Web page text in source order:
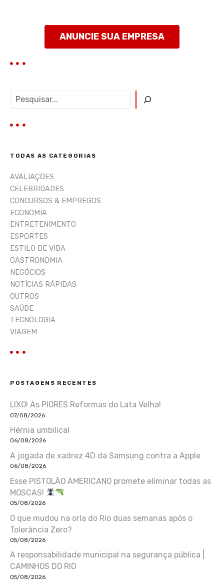
ANUNCIE SUA EMPRESA
q
s
r
TODAS AS CATEGORIAS
AVALIAÇÕES
CELEBRIDADES
CONCURSOS & EMPREGOS
ECONOMIA
ENTRETENIMENTO
ESPORTES
ESTILO DE VIDA
GASTRONOMIA
NEGÓCIOS
NOTÍCIAS RÁPIDAS
OUTROS
SAÚDE
TECNOLOGIA
VIAGEM
POSTAGENS RECENTES
LIXO! As PIORES Reformas do Lata Velha!
07/08/2026
Hérnia umbilical
06/08/2026
A jogada de xadrez 4D da Samsung contra a Apple
06/08/2026
Esse PISTOLÃO AMERICANO promete eliminar todas as
MOSCAS!
05/08/2026
O que mudou na orla do Rio duas semanas após o
Tolerância Zero?
05/08/2026
A responsabilidade municipal na segurança pública |
CAMINHOS DO RIO
05/08/2026